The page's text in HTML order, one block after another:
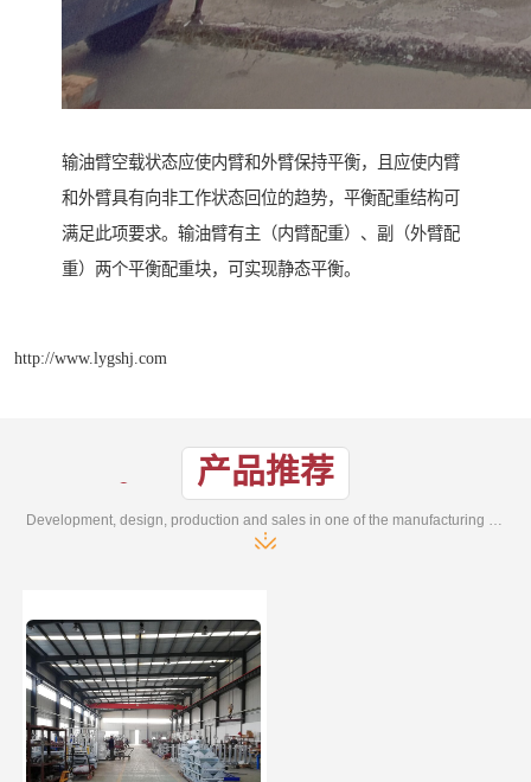
输油臂空载状态应使内臂和外臂保持平衡，且应使内臂
和外臂具有向非工作状态回位的趋势，平衡配重结构可
满足此项要求。输油臂有主（内臂配重）、副（外臂配
重）两个平衡配重块，可实现静态平衡。
http://www.lygshj.com
产品推荐